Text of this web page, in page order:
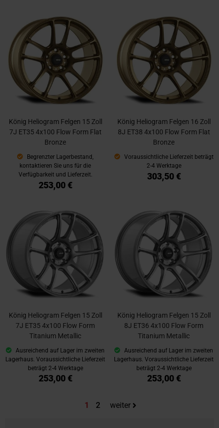
König Heliogram Felgen 15 Zoll
7J ET35 4x100 Flow Form Flat
Bronze
Begrenzter Lagerbestand,
kontaktieren Sie uns für die
Verfügbarkeit und Lieferzeit.
253,00 €
König Heliogram Felgen 16 Zoll
8J ET38 4x100 Flow Form Flat
Bronze
Voraussichtliche Lieferzeit beträgt
2-4 Werktage
303,50 €
König Heliogram Felgen 15 Zoll
7J ET35 4x100 Flow Form
Titanium Metallic
Ausreichend auf Lager im zweiten
Lagerhaus. Voraussichtliche Lieferzeit
beträgt 2-4 Werktage
253,00 €
König Heliogram Felgen 15 Zoll
8J ET36 4x100 Flow Form
Titanium Metallic
Ausreichend auf Lager im zweiten
Lagerhaus. Voraussichtliche Lieferzeit
beträgt 2-4 Werktage
253,00 €
Sie lesen gerade die Seite
1 Seite
2 weiter